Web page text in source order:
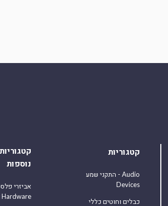
קטגוריות
התקני שמע - Audio
Devices
כבלים וחוטים כללי
קטגוריות
נוספות
אביזרי
Hardware